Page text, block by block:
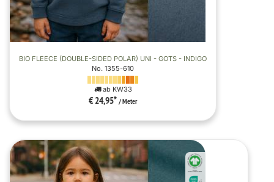
BIO FLEECE (DOUBLE-SIDED POLAR) UNI - GOTS - INDIGO
No. 1355-610
ab KW33
€ 24,95* / Meter